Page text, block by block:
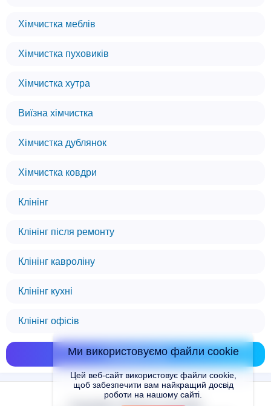
Хімчистка меблів
Хімчистка пуховиків
Хімчистка хутра
Виїзна хімчистка
Хімчистка дублянок
Хімчистка ковдри
Клінінг
Клінінг після ремонту
Клінінг кавроліну
Клінінг кухні
Клінінг офісів
Показати всі
Ми використовуємо файли cookie
Цей веб-сайт використовує файли cookie,
щоб забезпечити вам найкращий досвід
роботи на нашому сайті.